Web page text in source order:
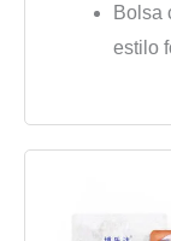
Bolsa
estilo